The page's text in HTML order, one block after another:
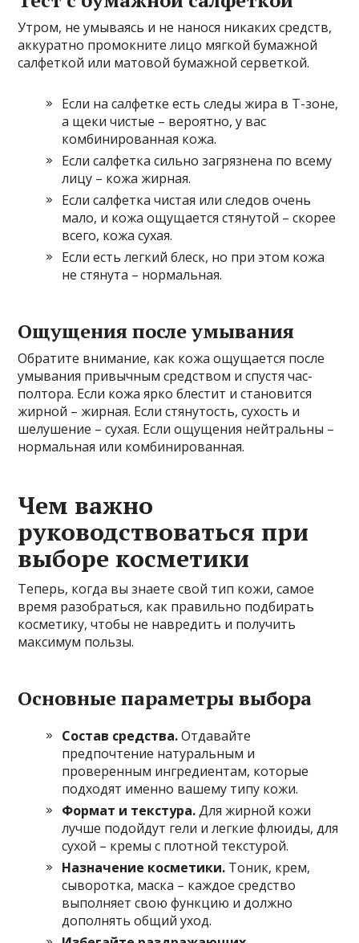
Утром, не умываясь и не нанося никаких средств,
аккуратно промокните лицо мягкой бумажной
салфеткой или матовой бумажной серветкой.
Если на салфетке есть следы жира в Т-зоне,
а щеки чистые – вероятно, у вас
комбинированная кожа.
Если салфетка сильно загрязнена по всему
лицу – кожа жирная.
Если салфетка чистая или следов очень
мало, и кожа ощущается стянутой – скорее
всего, кожа сухая.
Если есть легкий блеск, но при этом кожа
не стянута – нормальная.
Ощущения после умывания
Обратите внимание, как кожа ощущается после
умывания привычным средством и спустя час-
полтора. Если кожа ярко блестит и становится
жирной – жирная. Если стянутость, сухость и
шелушение – сухая. Если ощущения нейтральны –
нормальная или комбинированная.
Чем важно
руководствоваться при
выборе косметики
Теперь, когда вы знаете свой тип кожи, самое
время разобраться, как правильно подбирать
косметику, чтобы не навредить и получить
максимум пользы.
Основные параметры выбора
Состав средства.Отдавайте
предпочтение натуральным и
проверенным ингредиентам, которые
подходят именно вашему типу кожи.
Формат и текстура.Для жирной кожи
лучше подойдут гели и легкие флюиды, для
сухой – кремы с плотной текстурой.
Назначение косметики. Тоник, крем,
сыворотка, маска – каждое средство
выполняет свою функцию и должно
дополнять общий уход.